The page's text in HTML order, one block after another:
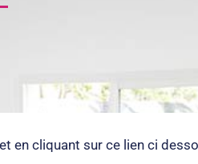
en cliquant sur ce lien ci